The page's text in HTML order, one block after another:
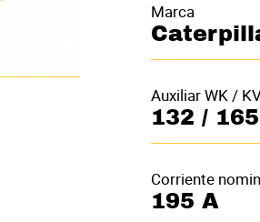
Marca
Auxiliar WK /
132 / 165
Corriente
195 A